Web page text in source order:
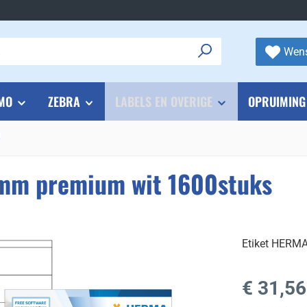
ZEBRA LABELS EN OVERIGE OPRUIMING
premium wit 1600stuks
Etiket
Normale prijs:
€ 31,56